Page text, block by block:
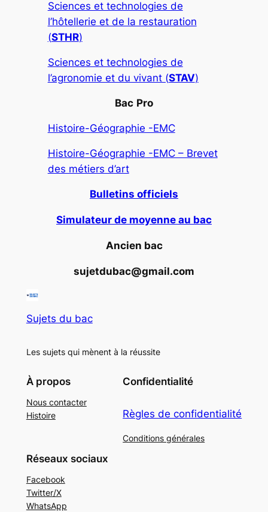
Sciences et technologies de
l’hôtellerie et de la restauration
(STHR)
Sciences et technologies de
l’agronomie et du vivant (STAV)
Bac Pro
Histoire-Géographie -EMC
Histoire-Géographie -EMC – Brevet
des métiers d’art
Bulletins officiels
Simulateur de moyenne au bac
Ancien bac
sujetdubac@gmail.com
Sujets du bac
Les sujets qui mènent à la réussite
À propos
Nous contacter
Histoire
Confidentialité
Règles de confidentialité
Conditions générales
Réseaux sociaux
Facebook
Twitter/X
WhatsApp